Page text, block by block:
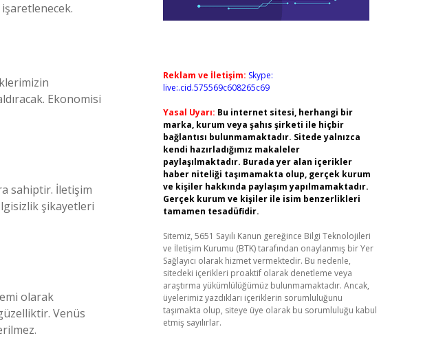
Ekonomisi
sahiptir. İletişim
şikayetleri
olarak
Venüs
Reklam ve İletişim: Skype:
live:.cid.575569c608265c69
Yasal Uyarı: Bu internet sitesi, herhangi bir
marka, kurum veya şahıs şirketi ile hiçbir
bağlantısı bulunmamaktadır. Sitede yalnızca
kendi hazırladığımız makaleler
paylaşılmaktadır. Burada yer alan içerikler
haber niteliği taşımamakta olup, gerçek kurum
ve kişiler hakkında paylaşım yapılmamaktadır.
Gerçek kurum ve kişiler ile isim benzerlikleri
tamamen tesadüfidir.
Sitemiz, 5651 Sayılı Kanun gereğince Bilgi Teknolojileri
ve İletişim Kurumu (BTK) tarafından onaylanmış bir Yer
Sağlayıcı olarak hizmet vermektedir. Bu nedenle,
sitedeki içerikleri proaktif olarak denetleme veya
araştırma yükümlülüğümüz bulunmamaktadır. Ancak,
üyelerimiz yazdıkları içeriklerin sorumluluğunu
taşımakta olup, siteye üye olarak bu sorumluluğu kabul
etmiş sayılırlar.